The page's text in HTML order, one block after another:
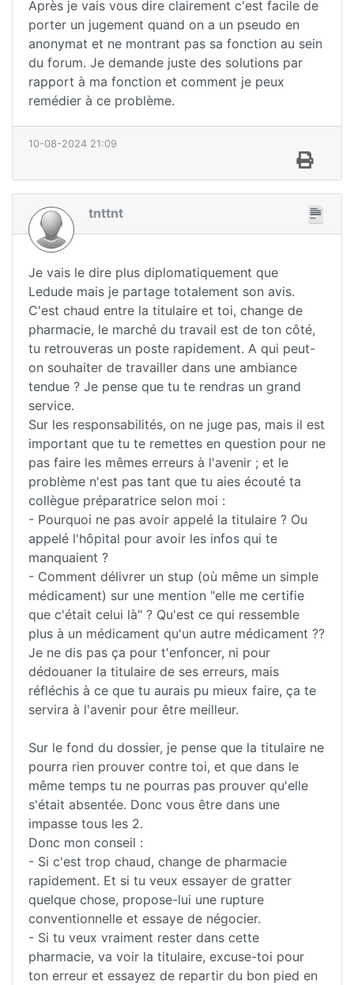
Après je vais vous dire clairement c'est facile de
porter un jugement quand on a un pseudo en
anonymat et ne montrant pas sa fonction au sein
du forum. Je demande juste des solutions par
rapport à ma fonction et comment je peux
remédier à ce problème.
10-08-2024 21:09
tnttnt
Je vais le dire plus diplomatiquement que
Ledude mais je partage totalement son avis.
C'est chaud entre la titulaire et toi, change de
pharmacie, le marché du travail est de ton côté,
tu retrouveras un poste rapidement. A qui peut-
on souhaiter de travailler dans une ambiance
tendue ? Je pense que tu te rendras un grand
service.
Sur les responsabilités, on ne juge pas, mais il est
important que tu te remettes en question pour ne
pas faire les mêmes erreurs à l'avenir ; et le
problème n'est pas tant que tu aies écouté ta
collègue préparatrice selon moi :
- Pourquoi ne pas avoir appelé la titulaire ? Ou
appelé l'hôpital pour avoir les infos qui te
manquaient ?
- Comment délivrer un stup (où même un simple
médicament) sur une mention "elle me certifie
que c'était celui là" ? Qu'est ce qui ressemble
plus à un médicament qu'un autre médicament ??
Je ne dis pas ça pour t'enfoncer, ni pour
dédouaner la titulaire de ses erreurs, mais
réfléchis à ce que tu aurais pu mieux faire, ça te
servira à l'avenir pour être meilleur.
Sur le fond du dossier, je pense que la titulaire ne
pourra rien prouver contre toi, et que dans le
même temps tu ne pourras pas prouver qu'elle
s'était absentée. Donc vous être dans une
impasse tous les 2.
Donc mon conseil :
- Si c'est trop chaud, change de pharmacie
rapidement. Et si tu veux essayer de gratter
quelque chose, propose-lui une rupture
conventionnelle et essaye de négocier.
- Si tu veux vraiment rester dans cette
pharmacie, va voir la titulaire, excuse-toi pour
ton erreur et essayez de repartir du bon pied en